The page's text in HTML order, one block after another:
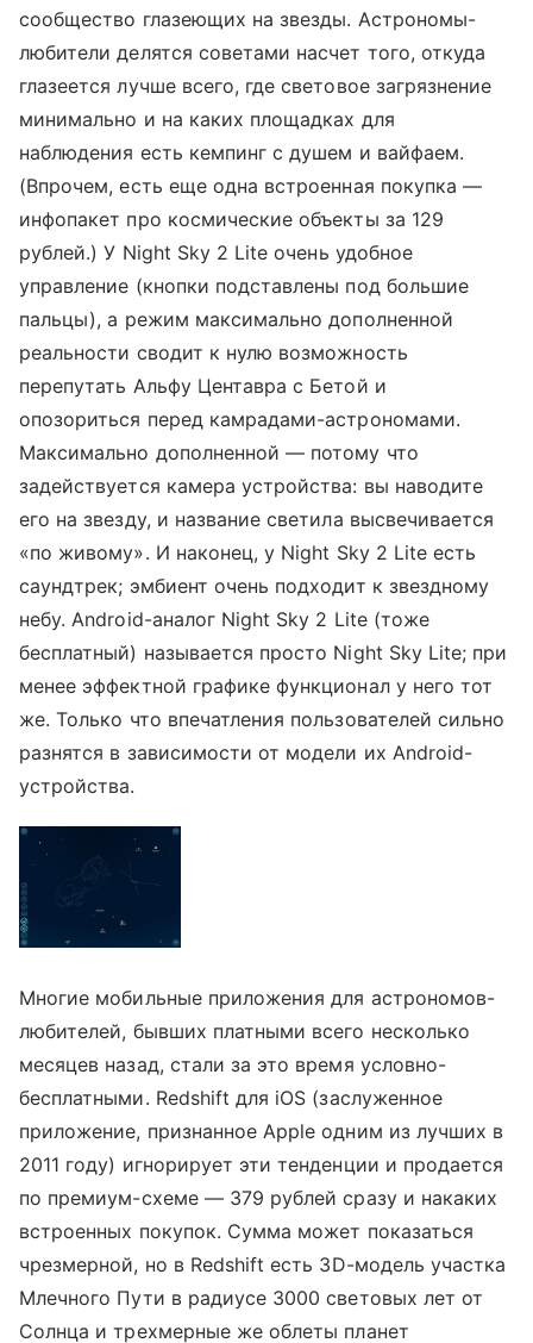
сообщество глазеющих на звезды. Астрономы-
любители делятся советами насчет того, откуда
глазеется лучше всего, где световое загрязнение
минимально и на каких площадках для
наблюдения есть кемпинг с душем и вайфаем.
(Впрочем, есть еще одна встроенная покупка —
инфопакет про космические объекты за 129
рублей.) У Night Sky 2 Lite очень удобное
управление (кнопки подставлены под большие
пальцы), а режим максимально дополненной
реальности сводит к нулю возможность
перепутать Альфу Центавра с Бетой и
опозориться перед камрадами-астрономами.
Максимально дополненной — потому что
задействуется камера устройства: вы наводите
его на звезду, и название светила высвечивается
«по живому». И наконец, у Night Sky 2 Lite есть
саундтрек; эмбиент очень подходит к звездному
небу. Android-аналог Night Sky 2 Lite (тоже
бесплатный) называется просто Night Sky Lite; при
менее эффектной графике функционал у него тот
же. Только что впечатления пользователей сильно
разнятся в зависимости от модели их Android-
устройства.
Многие мобильные приложения для астрономов-
любителей, бывших платными всего несколько
месяцев назад, стали за это время условно-
бесплатными. Redshift для iOS (заслуженное
приложение, признанное Apple одним из лучших в
2011 году) игнорирует эти тенденции и продается
по премиум-схеме — 379 рублей сразу и накаких
встроенных покупок. Сумма может показаться
чрезмерной, но в Redshift есть 3D-модель участка
Млечного Пути в радиусе 3000 световых лет от
Солнца и трехмерные же облеты планет